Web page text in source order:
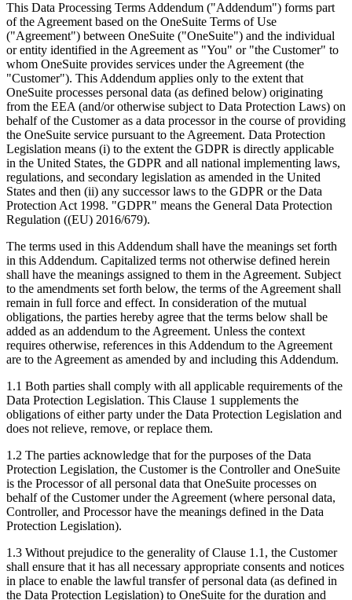
This Data Processing Terms Addendum ("Addendum") forms part
of the Agreement based on the OneSuite Terms of Use
("Agreement") between OneSuite ("OneSuite") and the individual
or entity identified in the Agreement as "You" or "the Customer" to
whom OneSuite provides services under the Agreement (the
"Customer"). This Addendum applies only to the extent that
OneSuite processes personal data (as defined below) originating
from the EEA (and/or otherwise subject to Data Protection Laws) on
behalf of the Customer as a data processor in the course of providing
the OneSuite service pursuant to the Agreement. Data Protection
Legislation means (i) to the extent the GDPR is directly applicable
in the United States, the GDPR and all national implementing laws,
regulations, and secondary legislation as amended in the United
States and then (ii) any successor laws to the GDPR or the Data
Protection Act 1998. "GDPR" means the General Data Protection
Regulation ((EU) 2016/679).
The terms used in this Addendum shall have the meanings set forth
in this Addendum. Capitalized terms not otherwise defined herein
shall have the meanings assigned to them in the Agreement. Subject
to the amendments set forth below, the terms of the Agreement shall
remain in full force and effect. In consideration of the mutual
obligations, the parties hereby agree that the terms below shall be
added as an addendum to the Agreement. Unless the context
requires otherwise, references in this Addendum to the Agreement
are to the Agreement as amended by and including this Addendum.
1.1 Both parties shall comply with all applicable requirements of the
Data Protection Legislation. This Clause 1 supplements the
obligations of either party under the Data Protection Legislation and
does not relieve, remove, or replace them.
1.2 The parties acknowledge that for the purposes of the Data
Protection Legislation, the Customer is the Controller and OneSuite
is the Processor of all personal data that OneSuite processes on
behalf of the Customer under the Agreement (where personal data,
Controller, and Processor have the meanings defined in the Data
Protection Legislation).
1.3 Without prejudice to the generality of Clause 1.1, the Customer
shall ensure that it has all necessary appropriate consents and notices
in place to enable the lawful transfer of personal data (as defined in
the Data Protection Legislation) to OneSuite for the duration and